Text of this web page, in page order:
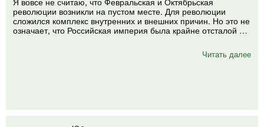
революции возникли на пустом месте. Для революции
сложился комплекс внутренних и внешних причин. Но это не
означает, что Российская империя была крайне отсталой …
Читать далее